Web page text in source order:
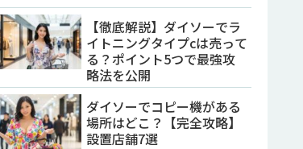
【徹底解説】ダイソーでラ
イトニングタイプcは売って
る？ポイント5つで最強攻
略法を公開
ダイソーでコピー機がある
場所はどこ？【完全攻略】
設置店舗7選